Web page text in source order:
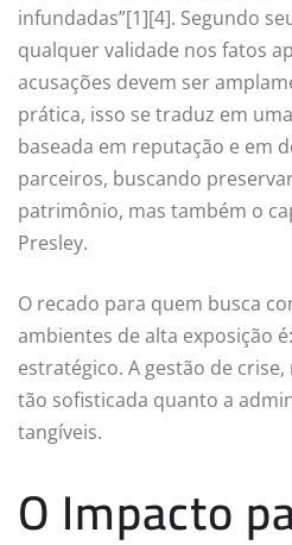
infundadas”[1][4]. Segundo
qualquer validade nos fatos
acusações devem ser
prática, isso se traduz em
baseada em reputação e em
parceiros, buscando
patrimônio, mas também o
Presley.
O recado para quem busca
ambientes de alta exposição
estratégico. A gestão de
tão sofisticada quanto a
tangíveis.
O Impacto